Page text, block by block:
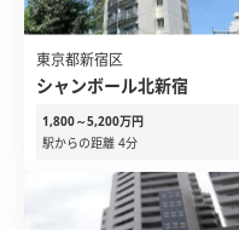
東京都新宿区
シャンボール北新宿
1,800～5,200万円
駅からの距離 4分